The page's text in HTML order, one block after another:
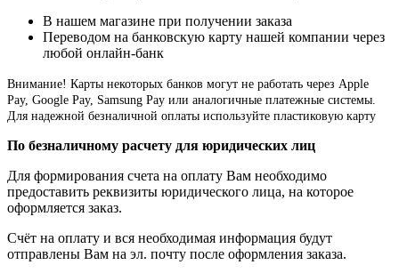
В нашем магазине при получении заказа
Переводом на банковскую карту нашей компании через
любой онлайн-банк
Внимание! Карты некоторых банков могут не работать через Apple
Pay, Google Pay, Samsung Pay или аналогичные платежные системы.
Для надежной безналичной оплаты используйте пластиковую карту
По безналичному расчету для юридических лиц
Для формирования счета на оплату Вам необходимо
предоставить реквизиты юридического лица, на которое
оформляется заказ.
Счёт на оплату и вся необходимая информация будут
отправлены Вам на эл. почту после оформления заказа.